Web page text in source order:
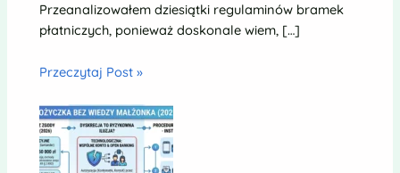
Przeanalizowałem dziesiątki regulaminów bramek
płatniczych, ponieważ doskonale wiem, […]
Przeczytaj Post »